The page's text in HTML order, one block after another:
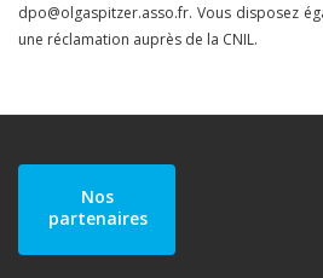
dpo@olgaspitzer.asso.fr. Vous disposez
une réclamation auprès de la CNIL.
Nos
partenaires